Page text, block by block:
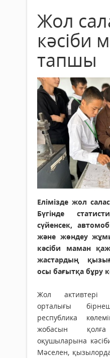
Жол
кәсіби
тапшы
Елімізде жол
Бүгінде
сүйенсек,
және жөндеу
кәсіби маман
жастардың
осы бағытқа бұру
Жол активтері
орталығы
республика
жобасын
оқушыларына
Мәселен,